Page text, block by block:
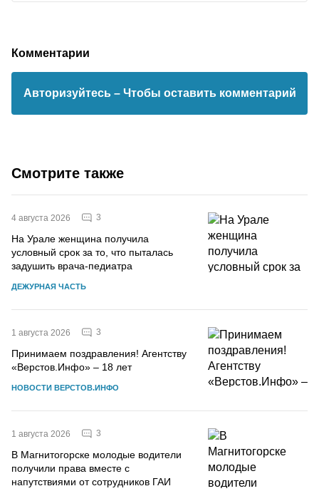
Комментарии
Авторизуйтесь – Чтобы оставить комментарий
Смотрите также
4 августа 2026 3
На Урале женщина получила
условный срок за то, что пыталась
задушить врача-педиатра
ДЕЖУРНАЯ ЧАСТЬ
1 августа 2026 3
Принимаем поздравления! Агентству
«Верстов.Инфо» – 18 лет
НОВОСТИ ВЕРСТОВ.ИНФО
1 августа 2026 3
В Магнитогорске молодые водители
получили права вместе с
напутствиями от сотрудников ГАИ